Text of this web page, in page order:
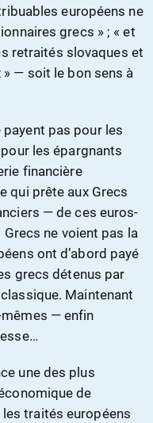
européens ne
grecs » ; « et
retraités slovaques et
— soit le bon sens à
pas pour les
les épargnants
financière
qui prête aux Grecs
— de ces euros-
Grecs ne voient pas la
ont d’abord payé
grecs détenus par
Maintenant
— enfin
une des plus
de
les traités européens